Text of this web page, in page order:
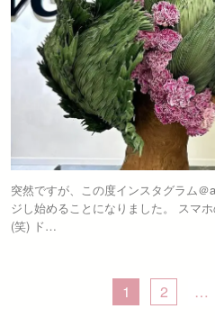
突然ですが、この度インスタグラム
ジし始めることになりました。 スマ
(笑) ド…
1 2 …